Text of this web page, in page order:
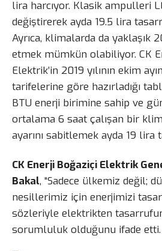
lira harcıyor. Klasik ampulleri
değiştirerek ayda 19.5 lira
Ayrıca, klimalarda da yaklaşık
etmek mümkün olabiliyor. CK
Elektrik’in 2019 yılının ekim
tarifelerine göre hazırladığı
BTU enerji birimine sahip ve
ortalama 6 saat çalışan bir
ayarını sabitlemek ayda 19 lira
CK Enerji Boğaziçi Elektrik
Bakal, “Sadece ülkemiz değil;
nesillerimiz için enerjimizi
sözleriyle elektrikten
sorumluluk olduğunu ifade etti.